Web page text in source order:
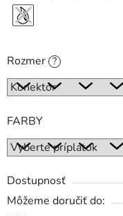
Rozmer ?
FARBY
Dostupnosť
Môžeme doručiť do: